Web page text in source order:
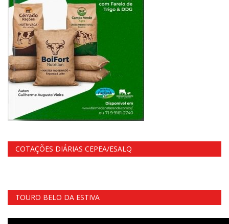
COTAÇÕES DIÁRIAS CEPEA/ESALQ
TOURO BELO DA ESTIVA